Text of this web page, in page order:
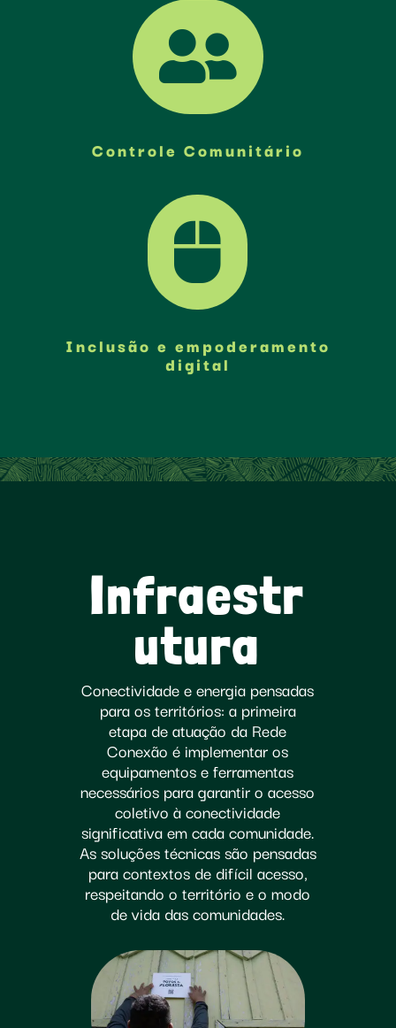

Controle Comunitário

Inclusão e empoderamento
digital
Infraestr
utura
Conectividade e energia pensadas
para os territórios: a primeira
etapa de atuação da Rede
Conexão é implementar os
equipamentos e ferramentas
necessários para garantir o acesso
coletivo à conectividade
significativa em cada comunidade.
As soluções técnicas são pensadas
para contextos de difícil acesso,
respeitando o território e o modo
de vida das comunidades.